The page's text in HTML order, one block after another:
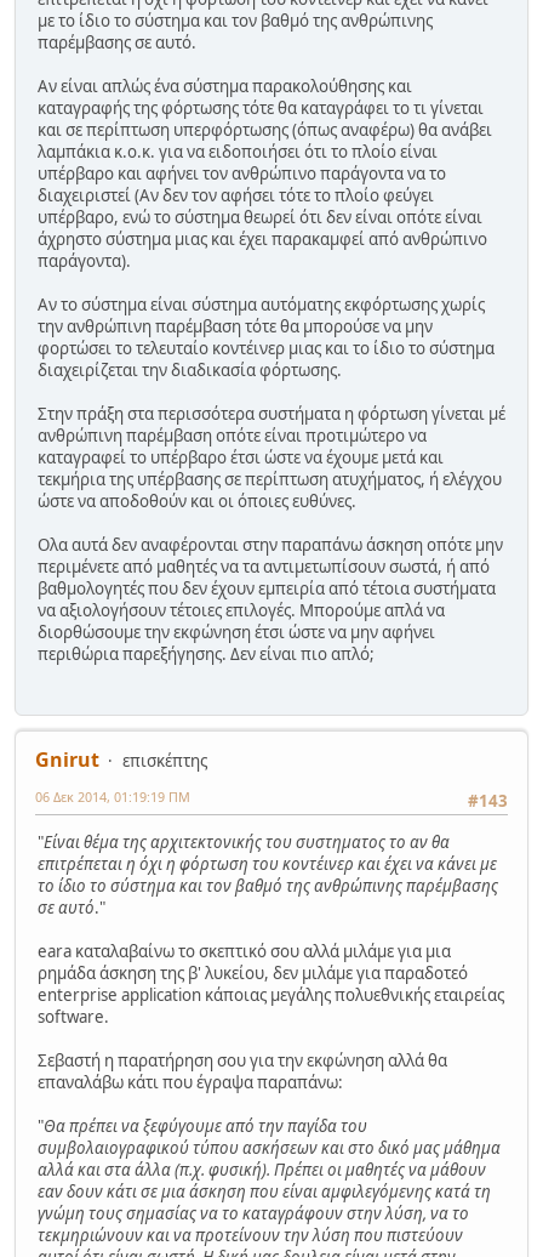
με το ίδιο το σύστημα και τον βαθμό της ανθρώπινης
παρέμβασης σε αυτό.
Αν είναι απλώς ένα σύστημα παρακολούθησης και
καταγραφής της φόρτωσης τότε θα καταγράφει το τι γίνεται
και σε περίπτωση υπερφόρτωσης (όπως αναφέρω) θα ανάβει
λαμπάκια κ.ο.κ. για να ειδοποιήσει ότι το πλοίο είναι
υπέρβαρο και αφήνει τον ανθρώπινο παράγοντα να το
διαχειριστεί (Αν δεν τον αφήσει τότε το πλοίο φεύγει
υπέρβαρο, ενώ το σύστημα θεωρεί ότι δεν είναι οπότε είναι
άχρηστο σύστημα μιας και έχει παρακαμφεί από ανθρώπινο
παράγοντα).
Αν το σύστημα είναι σύστημα αυτόματης εκφόρτωσης χωρίς
την ανθρώπινη παρέμβαση τότε θα μπορούσε να μην
φορτώσει το τελευταίο κοντέινερ μιας και το ίδιο το σύστημα
διαχειρίζεται την διαδικασία φόρτωσης.
Στην πράξη στα περισσότερα συστήματα η φόρτωση γίνεται μέ
ανθρώπινη παρέμβαση οπότε είναι προτιμώτερο να
καταγραφεί το υπέρβαρο έτσι ώστε να έχουμε μετά και
τεκμήρια της υπέρβασης σε περίπτωση ατυχήματος, ή ελέγχου
ώστε να αποδοθούν και οι όποιες ευθύνες.
Ολα αυτά δεν αναφέρονται στην παραπάνω άσκηση οπότε μην
περιμένετε από μαθητές να τα αντιμετωπίσουν σωστά, ή από
βαθμολογητές που δεν έχουν εμπειρία από τέτοια συστήματα
να αξιολογήσουν τέτοιες επιλογές. Μπορούμε απλά να
διορθώσουμε την εκφώνηση έτσι ώστε να μην αφήνει
περιθώρια παρεξήγησης. Δεν είναι πιο απλό;
Gnirut
επισκέπτης
#143
06 Δεκ 2014, 01:19:19 ΠΜ
"Είναι θέμα της αρχιτεκτονικής του συστηματος το αν θα
επιτρέπεται η όχι η φόρτωση του κοντέινερ και έχει να κάνει με
το ίδιο το σύστημα και τον βαθμό της ανθρώπινης παρέμβασης
σε αυτό."
eara καταλαβαίνω το σκεπτικό σου αλλά μιλάμε για μια
ρημάδα άσκηση της β' λυκείου, δεν μιλάμε για παραδοτεό
enterprise application κάποιας μεγάλης πολυεθνικής εταιρείας
software.
Σεβαστή η παρατήρηση σου για την εκφώνηση αλλά θα
επαναλάβω κάτι που έγραψα παραπάνω:
"Θα πρέπει να ξεφύγουμε από την παγίδα του
συμβολαιογραφικού τύπου ασκήσεων και στο δικό μας μάθημα
αλλά και στα άλλα (π.χ. φυσική). Πρέπει οι μαθητές να μάθουν
εαν δουν κάτι σε μια άσκηση που είναι αμφιλεγόμενης κατά τη
γνώμη τους σημασίας να το καταγράφουν στην λύση, να το
τεκμηριώνουν και να προτείνουν την λύση που πιστεύουν